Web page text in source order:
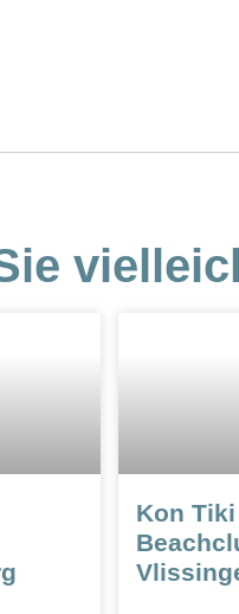
Kon Tiki